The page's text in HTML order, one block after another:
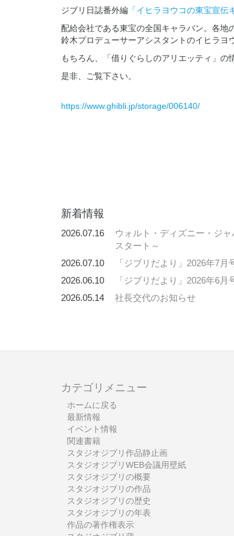
ジブリ日誌番外編 「イヒラヨウコの東宝宣伝
配給会社である東宝の全国キャラバン。各地
鈴木プロデューサーアシスタントのイヒラヨ
もちろん、「借りぐらしのアリエッティ」の
是非、ご覧下さい。
https://www.ghibli.jp/storage/006140/
新着情報
2026.07.16
ウォルト・ディズニー・ジ
スタート～
2026.07.10
「ジブリだより」2026年7月
2026.06.10
「ジブリだより」2026年6月
2026.05.14
社長交代のお知らせ
カテゴリメニュー
ホームに戻る
最新情報
イベント情報
関連書籍
スタジオジブリ作品静止画
スタジオジブリWEB会議用壁紙
スタジオジブリの概要
スタジオジブリの作品
スタジオジブリの歴史
スタジオジブリの年表
作品の著作権表示